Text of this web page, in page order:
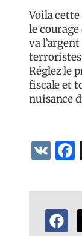
Voila
le courage
va
terroristes
Réglez le
fiscale et
nuisance
VK